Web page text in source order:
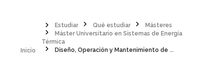
Sobrescribir
enlaces
Estudiar Qué estudiar
Másteres
Máster Universitario en Sistemas de Energía
Térmica
Diseño, Operación y Mantenimiento de Centrales de Gas